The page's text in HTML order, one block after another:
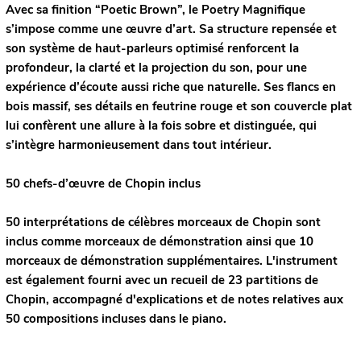
Avec sa finition “Poetic Brown”, le Poetry Magnifique
s’impose comme une œuvre d’art. Sa structure repensée et
son système de haut-parleurs optimisé renforcent la
profondeur, la clarté et la projection du son, pour une
expérience d’écoute aussi riche que naturelle. Ses flancs en
bois massif, ses détails en feutrine rouge et son couvercle plat
lui confèrent une allure à la fois sobre et distinguée, qui
s’intègre harmonieusement dans tout intérieur.
50 chefs-d’œuvre de Chopin inclus
50 interprétations de célèbres morceaux de Chopin sont
inclus comme morceaux de démonstration ainsi que 10
morceaux de démonstration supplémentaires. L'instrument
est également fourni avec un recueil de 23 partitions de
Chopin, accompagné d'explications et de notes relatives aux
50 compositions incluses dans le piano.